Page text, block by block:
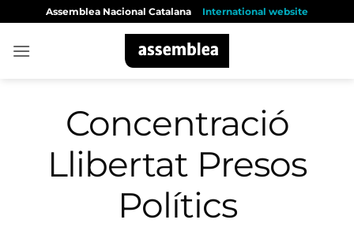
content
Assemblea Nacional Catalana International website
Concentració
Llibertat Presos
Polítics